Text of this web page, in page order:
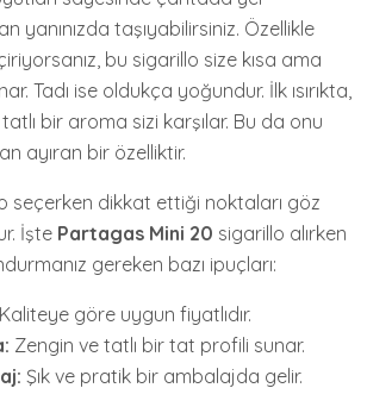
yanınızda taşıyabilirsiniz. Özellikle
bu sigarillo size kısa ama
Tadı ise oldukça yoğundur. İlk ısırıkta,
bir aroma sizi karşılar. Bu da onu
ayıran bir özelliktir.
seçerken dikkat ettiği noktaları göz
İşte Partagas Mini 20 sigarillo alırken
gereken bazı ipuçları:
Kaliteye göre uygun fiyatlıdır.
Zengin ve tatlı bir tat profili sunar.
Şık ve pratik bir ambalajda gelir.